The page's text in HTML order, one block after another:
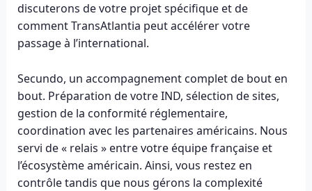
discuterons de votre projet spécifique et de
comment TransAtlantia peut accélérer votre
passage à l’international.
Secundo, un accompagnement complet de bout en
bout. Préparation de votre IND, sélection de sites,
gestion de la conformité réglementaire,
coordination avec les partenaires américains. Nous
servi de « relais » entre votre équipe française et
l’écosystème américain. Ainsi, vous restez en
contrôle tandis que nous gérons la complexité